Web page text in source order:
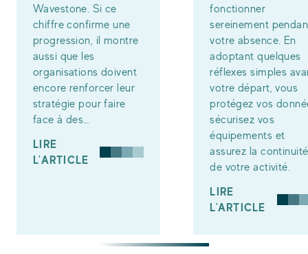
Wavestone. Si ce
chiffre confirme une
progression, il montre
aussi que les
organisations doivent
encore renforcer leur
stratégie pour faire
face à des…
LIRE
L'ARTICLE
fonctionner
sereinement
votre absence. En
adoptant quelques
réflexes simples
votre départ, vous
protégez vos
sécurisez vos
équipements et
assurez la continuité
de votre activité.
LIRE
L'ARTICLE